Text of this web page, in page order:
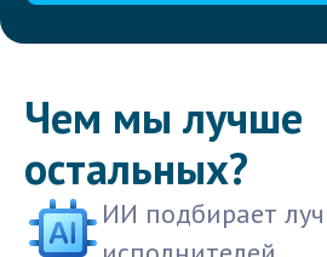
Чем мы лучше
остальных?
ИИ подбирает